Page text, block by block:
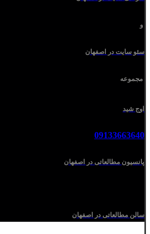
و
سئو سایت در اصفهان
مجموعه
اوج شید
09133663640
پانسیون مطالعاتی در اصفهان
سالن مطالعاتی در اصفهان